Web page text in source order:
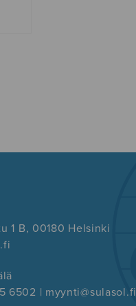
1 B, 00180 Helsinki
6502 | myynti@sulasol.fi